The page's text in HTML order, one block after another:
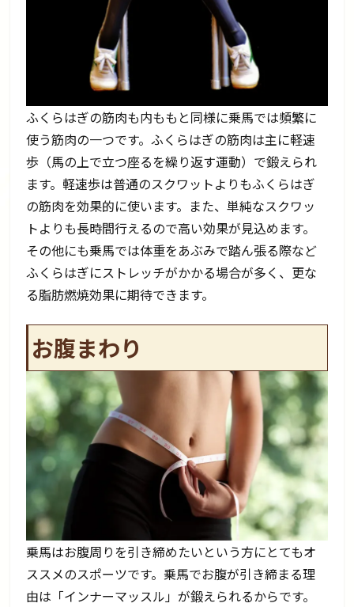
ふくらはぎの筋肉も内ももと同様に乗馬では頻繁に
使う筋肉の一つです。ふくらはぎの筋肉は主に軽速
歩（馬の上で立つ座るを繰り返す運動）で鍛えられ
ます。軽速歩は普通のスクワットよりもふくらはぎ
の筋肉を効果的に使います。また、単純なスクワッ
トよりも長時間行えるので高い効果が見込めます。
その他にも乗馬では体重をあぶみで踏ん張る際など
ふくらはぎにストレッチがかかる場合が多く、更な
る脂肪燃焼効果に期待できます。
お腹まわり
乗馬はお腹周りを引き締めたいという方にとてもオ
ススメのスポーツです。乗馬でお腹が引き締まる理
由は「インナーマッスル」が鍛えられるからです。